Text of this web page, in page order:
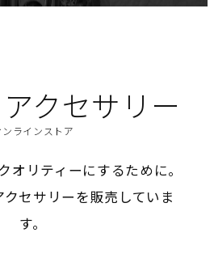
クセサリー
ンラインストア
オリティーにするために。
セサリーを販売していま
す。